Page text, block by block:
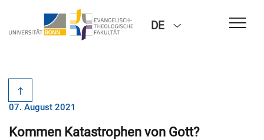
DE
07. August 2021
Kommen Katastrophen von Gott?